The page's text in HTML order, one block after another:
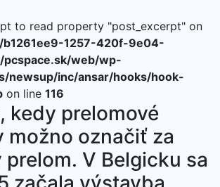
to read property "post_excerpt" on
b1261ee9-1257-420f-9e04-
pcspace.sk/web/wp-
newsup/inc/ansar/hooks/hook-
on line 116
kedy prelomové
možno označiť za
V Belgicku sa